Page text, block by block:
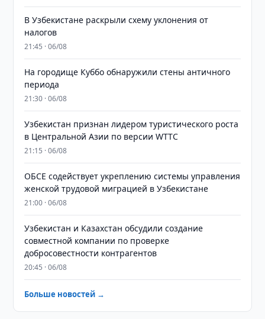
В Узбекистане раскрыли схему уклонения от
налогов
21:45 · 06/08
На городище Куббо обнаружили стены античного
периода
21:30 · 06/08
Узбекистан признан лидером туристического роста
в Центральной Азии по версии WTTC
21:15 · 06/08
ОБСЕ содействует укреплению системы управления
женской трудовой миграцией в Узбекистане
21:00 · 06/08
Узбекистан и Казахстан обсудили создание
совместной компании по проверке
добросовестности контрагентов
20:45 · 06/08
Больше новостей →